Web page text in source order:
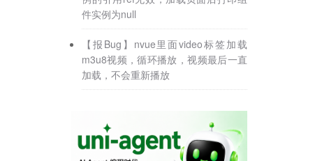
件实例为null
【报Bug】nvue里面video标签加载
m3u8视频，循环播放，视频最后一直
加载，不会重新播放